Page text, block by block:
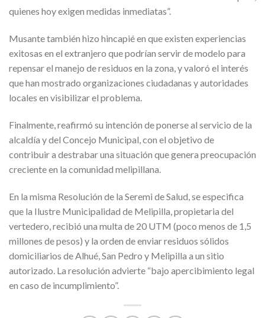
quienes hoy exigen medidas inmediatas”.
Musante también hizo hincapié en que existen experiencias
exitosas en el extranjero que podrían servir de modelo para
repensar el manejo de residuos en la zona, y valoró el interés
que han mostrado organizaciones ciudadanas y autoridades
locales en visibilizar el problema.
Finalmente, reafirmó su intención de ponerse al servicio de la
alcaldía y del Concejo Municipal, con el objetivo de
contribuir a destrabar una situación que genera preocupación
creciente en la comunidad melipillana.
En la misma Resolución de la Seremi de Salud, se especifica
que la Ilustre Municipalidad de Melipilla, propietaria del
vertedero, recibió una multa de 20 UTM (poco menos de 1,5
millones de pesos) y la orden de enviar residuos sólidos
domiciliarios de Alhué, San Pedro y Melipilla a un sitio
autorizado. La resolución advierte “bajo apercibimiento legal
en caso de incumplimiento”.